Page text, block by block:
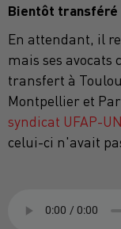
Bientôt transféré
En attendant, il
mais ses
transfert à
Montpellier et
syndicat UFAP-
celui-ci n'avait